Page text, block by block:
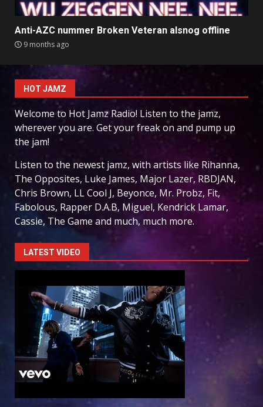
Anti-AZC nummer Broken Veteran alsnog offline
9 months ago
HOT JAMZ
Welcome to Hot Jamz Radio! Listen to the jamz,
wherever you are. Get your freak on and pump up
the jam!
Listen to the newest jamz, with artists like Rihanna,
The Opposites, Luke James, Major Lazer, RBDJAN,
Chris Brown, LL Cool J, Beyonce, Mr. Probz, Fit,
Fabolous, Rapper D.A.B, Miguel, Kendrick Lamar,
Cassie, The Game and much, much more.
LATEST VIDEO